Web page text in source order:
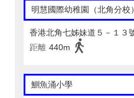
明慧國際幼稚園（北角分校）
香港北角七姊妹道５－１３
距離 440m
鰂魚涌小學